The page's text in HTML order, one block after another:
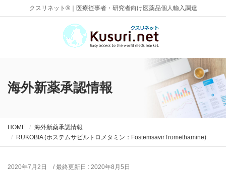
クスリネット®｜医療従事者・研究者向け医薬品個人輸入調達
海外新薬承認情報
HOME
海外新薬承認情報
RUKOBIA (ホステムサビルトロメタミン：FostemsavirTromethamine)
2020年7月2日 / 最終更新日 : 2020年8月5日